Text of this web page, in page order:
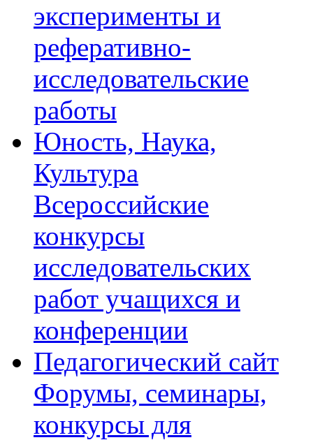
эксперименты и
реферативно-
исследовательские
работы
Юность, Наука,
Культура
Всероссийские
конкурсы
исследовательских
работ учащихся и
конференции
Педагогический сайт
Форумы, семинары,
конкурсы для